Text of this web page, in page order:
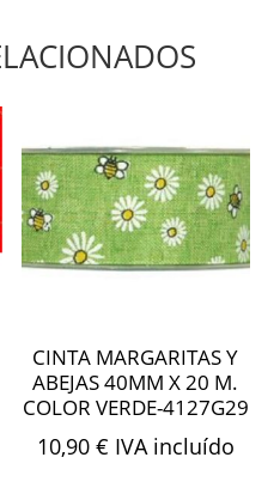
CINTA MARGARITAS Y
ABEJAS 40MM X 20 M.
COLOR VERDE-4127G29
10,90 € IVA incluído